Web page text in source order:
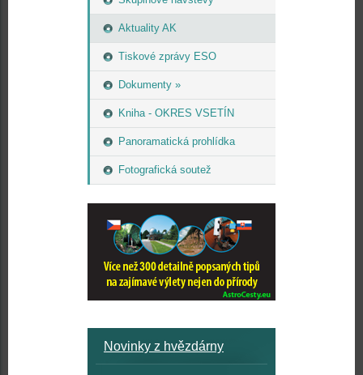
Aktuality AK
Tiskové zprávy ESO
Dokumenty »
Kniha - OKRES VSETÍN
Panoramatická prohlídka
Fotografická soutež
Novinky z hvězdárny